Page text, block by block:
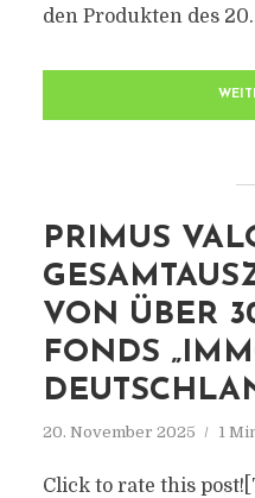
den Produkten des
PRIMUS
VON ÜBER
FONDS
20. November 2025 1
Click to rate this